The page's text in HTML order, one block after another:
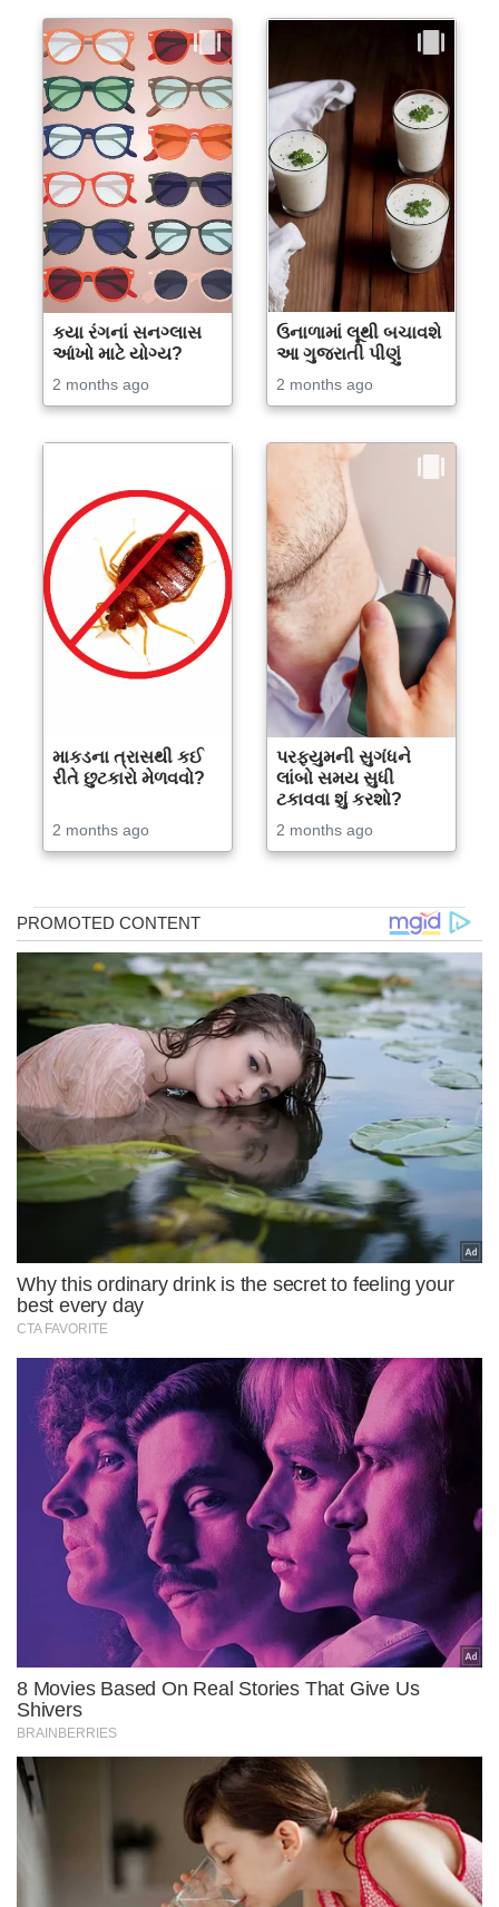
કયા રંગનાં સનગ્લાસ
આંખો માટે યોગ્ય?
2 months ago
ઉનાળામાં લૂથી બચાવશે
આ ગુજરાતી પીણું
2 months ago
માકડના ત્રાસથી કઈ
રીતે છુટકારો મેળવવો?
2 months ago
પરફ્યુમની સુગંધને
લાંબો સમય સુધી
ટકાવવા શું કરશો?
2 months ago